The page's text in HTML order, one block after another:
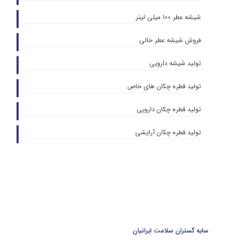
شیشه عطر 100 میلی لیتر
فروش شیشه عطر خالی
تولید شیشه دارویی
تولید قطره چکان های خاص
تولید قطره چکان دارویی
تولید قطره چکان آرایشی
سایه گستران سلامت ایرانیان